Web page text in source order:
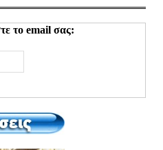
το email σας: